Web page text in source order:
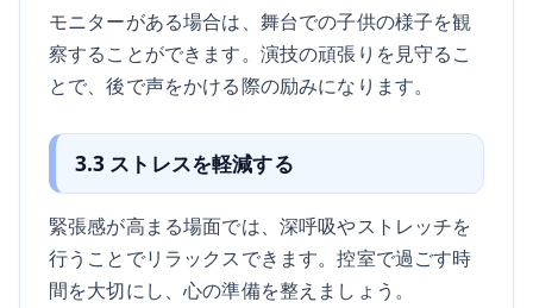
モニターがある場合は、舞台での子供の様子を観
察することができます。演技の頑張りを見守るこ
とで、後で声をかける際の励みになります。
3.3 ストレスを軽減する
緊張感が高まる場面では、深呼吸やストレッチを
行うことでリラックスできます。控室で過ごす時
間を大切にし、心の準備を整えましょう。